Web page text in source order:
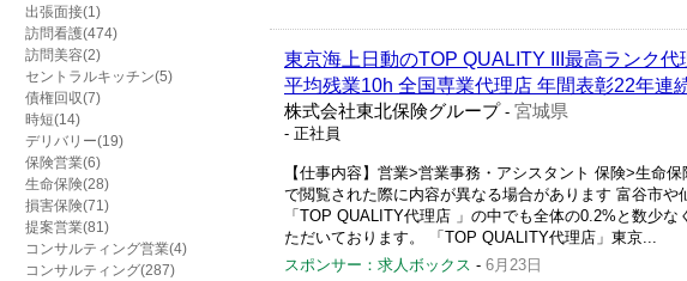
出張面接(1)
訪問看護(474)
訪問美容(2)
セントラルキッチン(5)
債権回収(7)
時短(14)
デリバリー(19)
保険営業(6)
生命保険(28)
損害保険(71)
提案営業(81)
コンサルティング営業(4)
コンサルティング(287)
東京海上日動のTOP QUALITY III最高ランク
平均残業10h 全国専業代理店 年間表彰22年連
株式会社東北保険グループ - 宮城県
- 正社員
【仕事内容】営業>営業事務・アシスタント 保険>生命
で閲覧された際に内容が異なる場合があります 富谷市
「TOP QUALITY代理店 」の中でも全体の0.2%と数少
ただいております。 「TOP QUALITY代理店」東京...
スポンサー：求人ボックス - 6月23日